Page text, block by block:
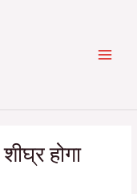
होगा